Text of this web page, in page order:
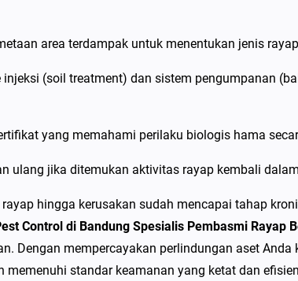
l
i
a
d
S
area terdampak untuk menentukan jenis
(soil treatment) dan sistem pengumpanan
yang memahami perilaku biologis hama
ulang jika ditemukan aktivitas rayap kembali
hingga kerusakan sudah mencapai tahap
Control di Bandung Spesialis Pembasmi Rayap
Dengan mempercayakan perlindungan aset Anda
standar keamanan yang ketat dan